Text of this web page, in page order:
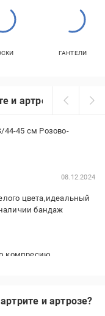
ГАНТЕЛИ
и артрозе
44-45 см Розово-
08.12.2024
цвета,идеальный
бандаж
компресию
и артрозе?